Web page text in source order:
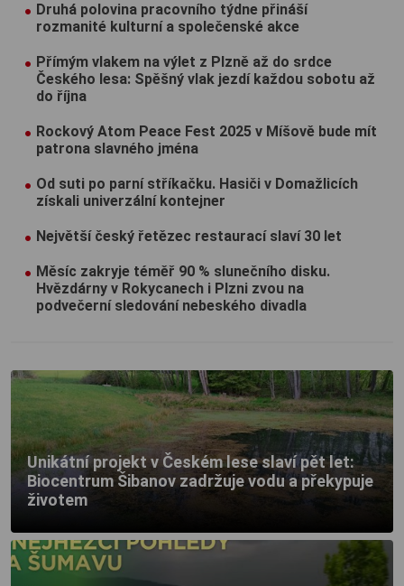
Druhá polovina pracovního týdne přináší
rozmanité kulturní a společenské akce
Přímým vlakem na výlet z Plzně až do srdce
Českého lesa: Spěšný vlak jezdí každou sobotu až
do října
Rockový Atom Peace Fest 2025 v Míšově bude mít
patrona slavného jména
Od suti po parní stříkačku. Hasiči v Domažlicích
získali univerzální kontejner
Největší český řetězec restaurací slaví 30 let
Měsíc zakryje téměř 90 % slunečního disku.
Hvězdárny v Rokycanech i Plzni zvou na
podvečerní sledování nebeského divadla
Unikátní projekt v Českém lese slaví pět let:
Biocentrum Šibanov zadržuje vodu a překypuje
životem